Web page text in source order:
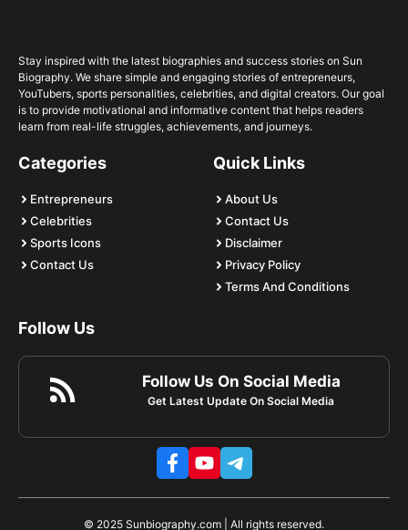
Stay inspired with the latest biographies and success stories on Sun
Biography. We share simple and engaging stories of entrepreneurs,
YouTubers, sports personalities, celebrities, and digital creators. Our goal
is to provide motivational and informative content that helps readers
learn from real-life struggles, achievements, and journeys.
Categories
Entrepreneurs
Celebrities
Sports Icons
Contact Us
Quick Links
About Us
Contact Us
Disclaimer
Privacy Policy
Terms And Conditions
Follow Us
Follow Us On Social Media
Get Latest Update On Social Media
© 2025 Sunbiography.com | All rights reserved.